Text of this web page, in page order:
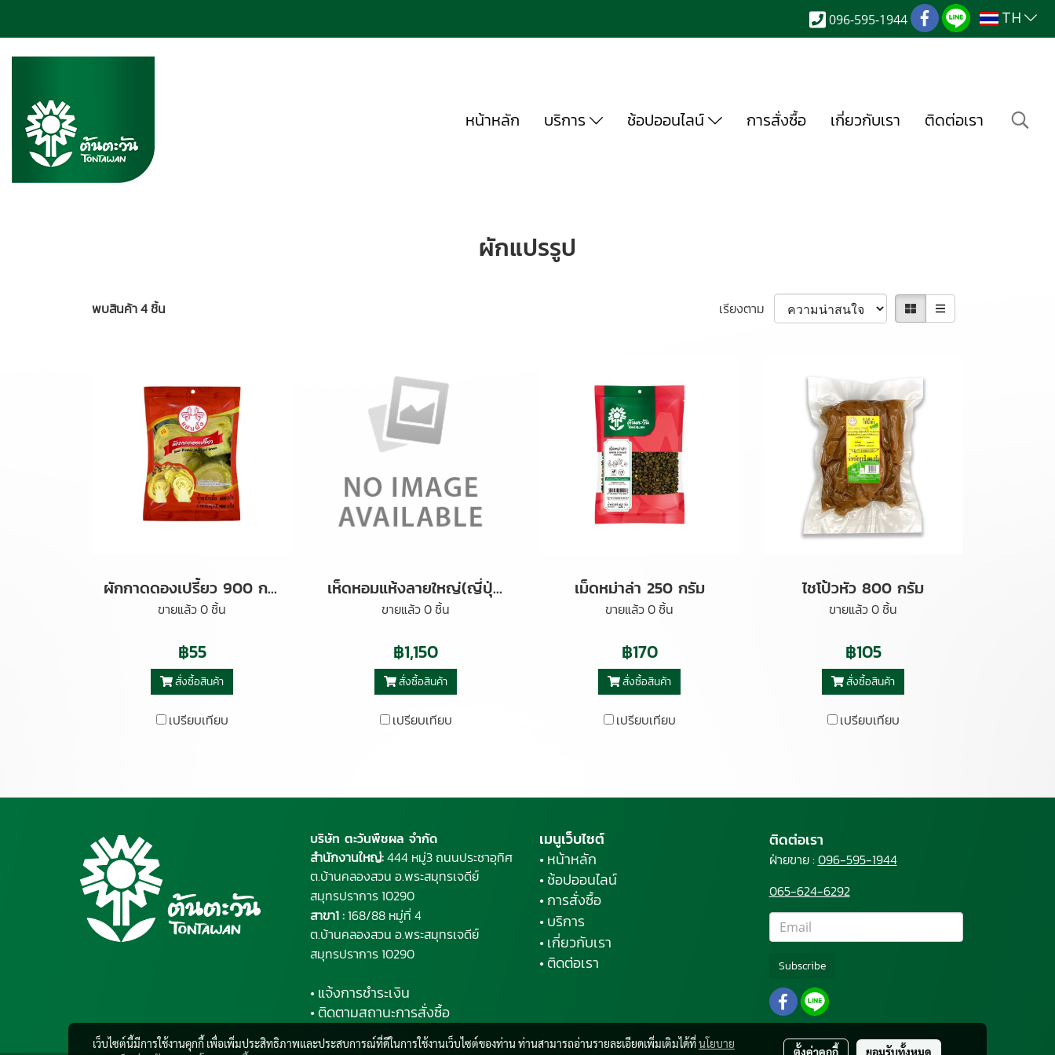
096-595-1944 TH
หน้าหลัก บริการ ช้อปออนไลน์ การสั่งซื้อ เกี่ยวกับเรา ติดต่อเรา
ผักแปรรูป
พบสินค้า 4 ชิ้น เรียงตาม
ผักกาดดองเปรี้ยว 900 กรัม
ขายแล้ว 0 ชิ้น
฿55
สั่งซื้อสินค้า
เปรียบเทียบ
เห็ดหอมแห้งลายใหญ่(ญี่ปุ่น) 1 กิโลกรัม
ขายแล้ว 0 ชิ้น
฿1,150
สั่งซื้อสินค้า
เปรียบเทียบ
เม็ดหม่าล่า 250 กรัม
ขายแล้ว 0 ชิ้น
฿170
สั่งซื้อสินค้า
เปรียบเทียบ
ไชโป้วหัว 800 กรัม
ขายแล้ว 0 ชิ้น
฿105
สั่งซื้อสินค้า
เปรียบเทียบ
บริษัท ตะวันพืชผล จำกัด
สำนักงานใหญ่:444 หมู่3 ถนนประชาอุทิศ
ต.บ้านคลองสวน อ.พระสมุทรเจดีย์
สมุทรปราการ 10290
สาขา1 :168/88 หมู่ที่ 4
ต.บ้านคลองสวน อ.พระสมุทรเจดีย์
สมุทรปราการ 10290
• แจ้งการชำระเงิน
• ติดตามสถานะการสั่งซื้อ
เมนูเว็บไซต์
• หน้าหลัก
• ช้อปออนไลน์
• การสั่งซื้อ
• บริการ
• เกี่ยวกับเรา
• ติดต่อเรา
ติดต่อเรา
ฝ่ายขาย : 096-595-1944
065-624-6292
Subscribe
เว็บไซต์นี้มีการใช้งานคุกกี้ เพื่อเพิ่มประสิทธิภาพและประสบการณ์ที่ดีในการใช้งานเว็บไซต์ของท่าน ท่านสามารถอ่านรายละเอียดเพิ่มเติมได้ที่นโยบาย
ตั้งค่าคุกกี้ ยอมรับทั้งหมด